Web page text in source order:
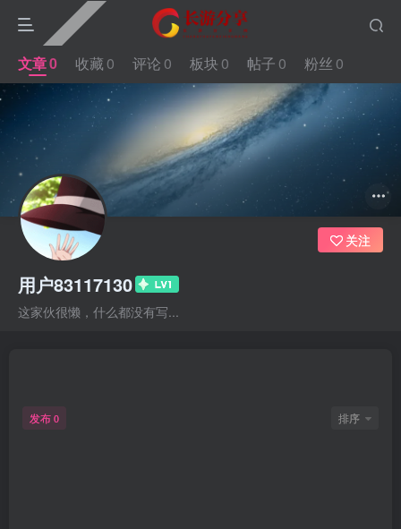
用户83117130
这家伙很懒，什么都没有写...
关注
文章0 收藏 0 评论 0 板块 0 帖子 0 粉丝 0
发布 0 排序